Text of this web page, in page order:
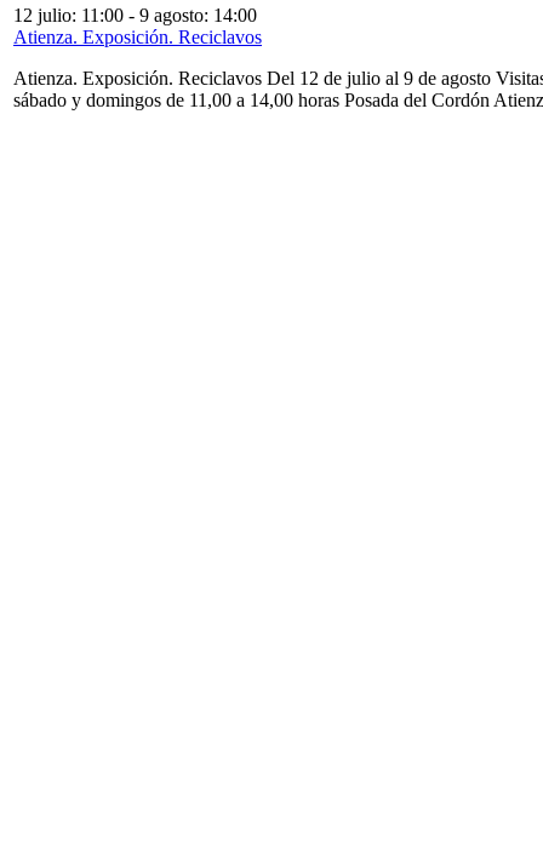
12 julio: 11:00 - 9 agosto: 14:00
Atienza. Exposición. Reciclavos
Atienza. Exposición. Reciclavos Del 12 de julio al 9 de agosto
sábado y domingos de 11,00 a 14,00 horas Posada del Cordón